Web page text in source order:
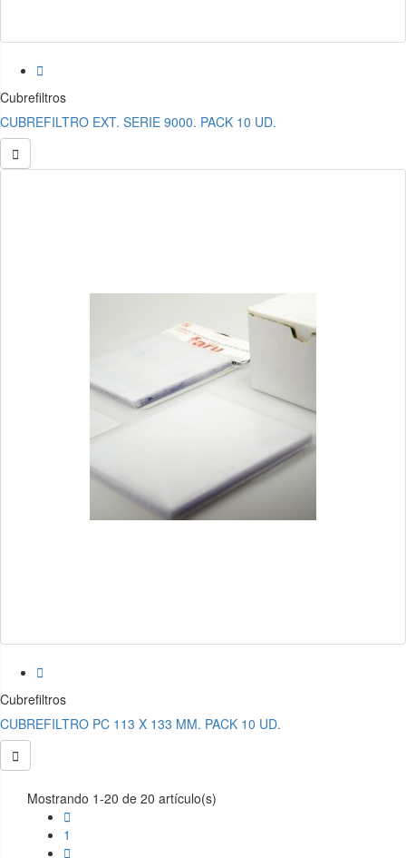

Cubrefiltros
CUBREFILTRO EXT. SERIE 9000. PACK 10 UD.


Cubrefiltros
CUBREFILTRO PC 113 X 133 MM. PACK 10 UD.

Mostrando 1-20 de 20 artículo(s)

1
